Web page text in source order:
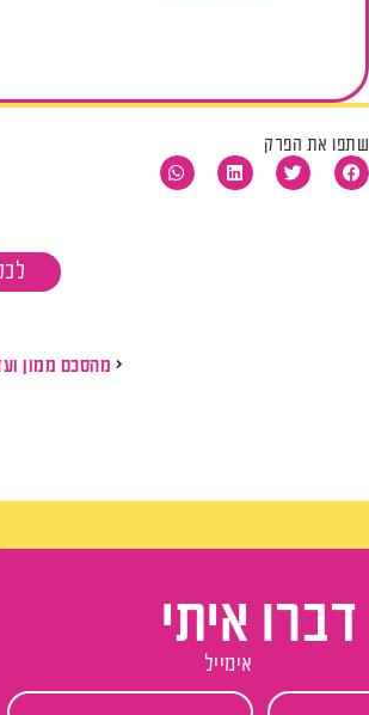
שתפו את הפרק
דברו איתי
אימייל